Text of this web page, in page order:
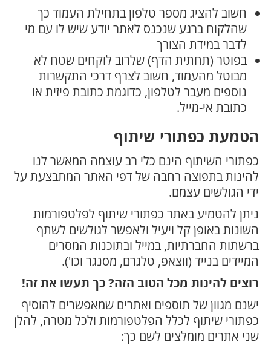
חשוב להציג מספר טלפון בתחילת העמוד כך
שהלקוח ברגע שנכנס לאתר יודע שיש לו עם מי
לדבר במידת הצורך
בפוטר (תחתית הדף) שלרוב לוקחים שטח לא
מבוטל מהעמוד, חשוב לצרף דרכי התקשרות
נוספים מעבר לטלפון, כדוגמת כתובת פיזית או
כתובת אי-מייל.
הטמעת כפתורי שיתוף
כפתורי השיתוף הינם כלי רב עוצמה המאשר לנו
להינות בתפוצה רחבה של דפי האתר המתבצעת על
ידי הגולשים עצמם.
ניתן להטמיע באתר כפתורי שיתוף לפלטפורמות
השונות באופן קל ויעיל ולאפשר לגולשים לשתף
ברשתות החברתיות, במייל ובתוכנות המסרים
המיידים בנייד (ווצאפ, טלגרם, מסנגר וכו').
רוצים להינות מכל הטוב הזה? כך תעשו את זה!
ישנם מגוון של תוספים ואתרים שמאפשרים להוסיף
כפתורי שיתוף לכלל הפלטפורמות ולכל מטרה, להלן
שני אתרים מומלצים לשם כך: